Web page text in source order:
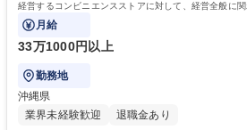
経営するコンビニエンスストアに対して、経営全般に
に基づく運営支援業務をお任せします。
月給
33万1000円以上
勤務地
沖縄県
業界未経験歓迎
退職金あり